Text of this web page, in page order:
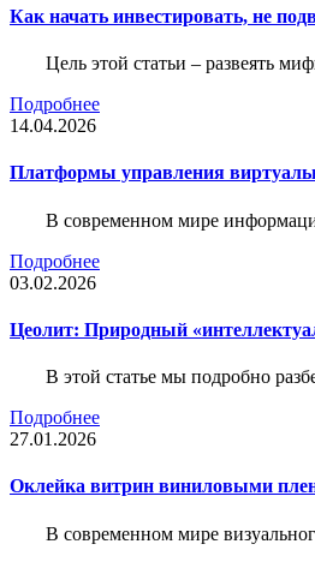
Как начать инвестировать, не
Цель этой статьи – развеять
Подробнее
14.04.2026
Платформы управления
В современном мире
Подробнее
03.02.2026
Цеолит: Природный
В этой статье мы подробно
Подробнее
27.01.2026
Оклейка витрин виниловыми
В современном мире